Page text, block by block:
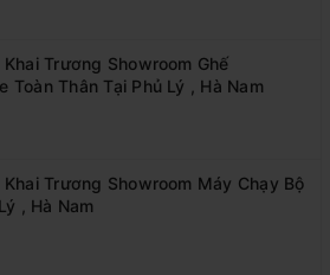
Trương Showroom Ghế
Toàn Thân Tại Phủ Lý , Hà Nam
Trương Showroom Máy Chạy Bộ
, Hà Nam